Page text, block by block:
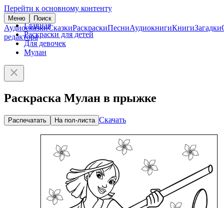
Перейти к основному контенту
Меню Поиск
АудиосказкиСказкиРаскраскиПесниАудиокнигиКнигиЗагадки
редактора
Главная
Раскраски для детей
Для девочек
Мулан
Раскраска Мулан в прыжке
Распечатать На пол-листа Скачать